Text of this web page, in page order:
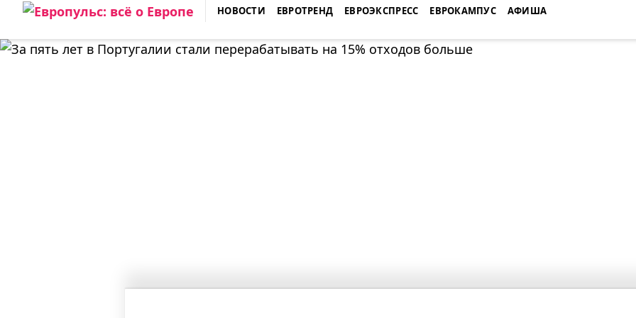
Skip
content
ЕВРОПУЛЬС: ВСЁ О ЕВРОПЕ
НОВОСТИ ЕВРОТРЕНД ЕВРОЭКСПРЕСС ЕВРОКАМПУС АФИША